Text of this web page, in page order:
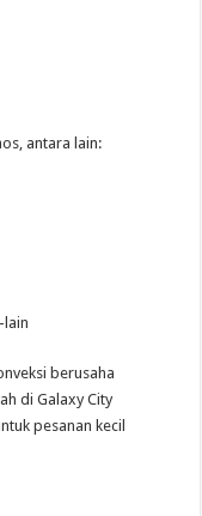
antara lain:
lain
berusaha
di Galaxy City
pesanan kecil